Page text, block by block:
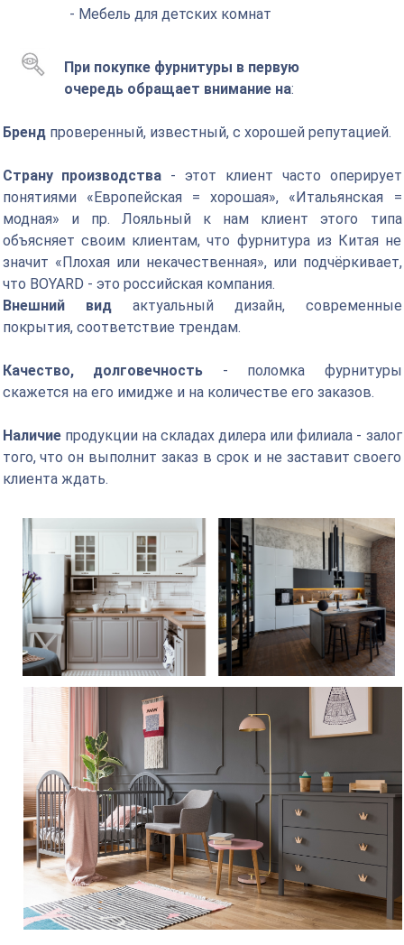
- Мебель для детских комнат
При покупке фурнитуры в первую
очередь обращает внимание на:
Брендпроверенный, известный, с хорошей репутацией.
Страну производства - этот клиент часто оперирует
понятиями «Европейская = хорошая», «Итальянская =
модная» и пр. Лояльный к нам клиент этого типа
объясняет своим клиентам, что фурнитура из Китая не
значит «Плохая или некачественная», или подчёркивает,
что BOYARD - это российская компания.
Внешний видактуальный дизайн, современные
покрытия, соответствие трендам.
Качество, долговечность - поломка фурнитуры
скажется на его имидже и на количестве его заказов.
Наличиепродукции на складах дилера или филиала - залог
того, что он выполнит заказ в срок и не заставит своего
клиента ждать.